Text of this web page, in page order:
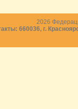
2026
660036, г.